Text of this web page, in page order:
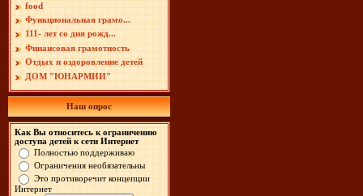
food
Функциональная грамо...
111- лет со дня рожд...
Финансовая грамотность
Отдых и оздоровление детей
ДОМ "ЮНАРМИИ"
Наш опрос
Как Вы относитесь к ограничению
доступа детей к сети Интернет
Полностью поддерживаю
Ограничения необязательны
Это противоречит концепции
Интернет